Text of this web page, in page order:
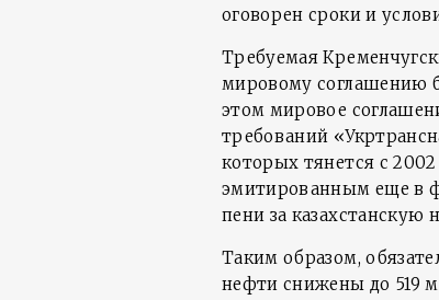
оговорен сроки и
Требуемая
мировому соглашению
этом мировое
требований
которых тянется с 2002
эмитированным еще в
пени за казахстанскую
Таким образом,
нефти снижены до 519